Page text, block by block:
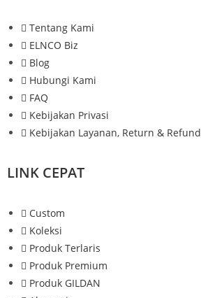
Tentang Kami
ELNCO Biz
Blog
Hubungi Kami
FAQ
Kebijakan Privasi
Kebijakan Layanan, Return & Refund
LINK CEPAT
Custom
Koleksi
Produk Terlaris
Produk Premium
Produk GILDAN